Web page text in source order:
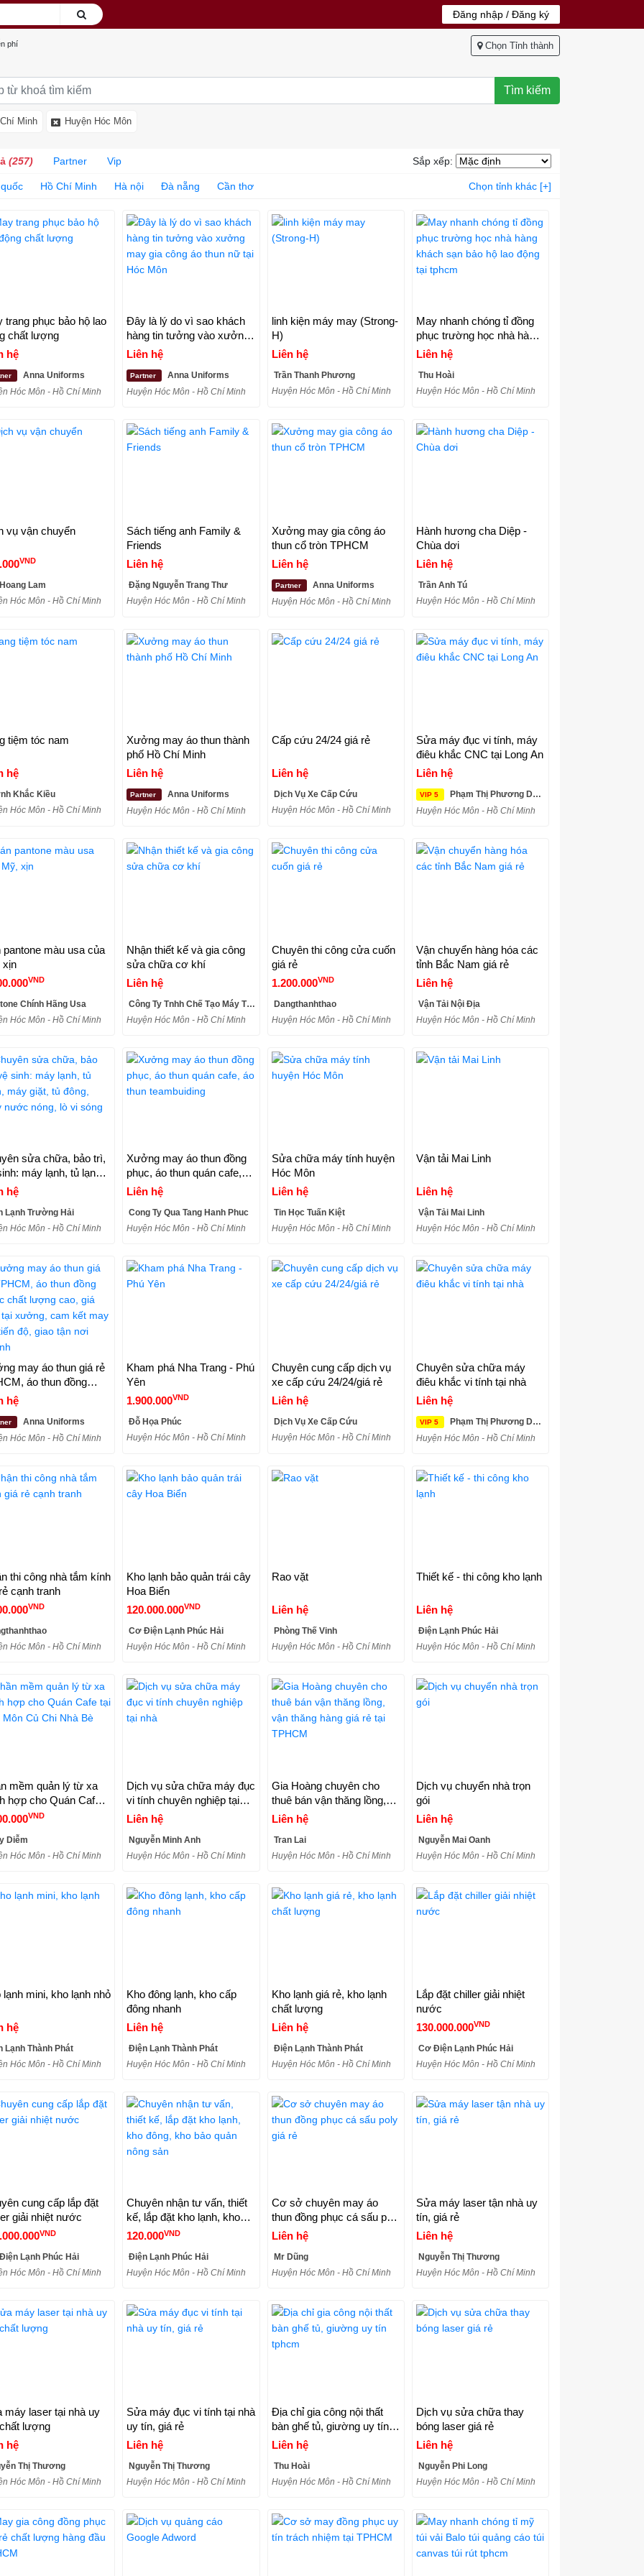
Đăng nhập / Đăng ký
phí Chọn Tỉnh thành
Tìm kiếm
Minh Huyện Hóc Môn
(257) Partner Vip Sắp xếp:
Hồ Chí Minh Hà nội Đà nẵng Cần thơ Chọn tỉnh khác [+]
trang phục bảo hộ lao
chất lượng
hệ
Anna Uniforms
Hóc Môn - Hồ Chí Minh
Đây là lý do vì sao khách
hàng tin tưởng vào xưởng
may gia công áo thun nữ
tại Hóc Môn
Liên hệ
Partner
Anna Uniforms
Huyện Hóc Môn - Hồ Chí Minh
linh kiện máy may (Strong-
H)
Liên hệ
Trần Thanh Phương
Huyện Hóc Môn - Hồ Chí Minh
May nhanh chóng tỉ đồng
phục trường học nhà hàng
khách sạn bảo hộ lao động
tại tphcm
Liên hệ
Thu Hoài
Huyện Hóc Môn - Hồ Chí Minh
vụ vận chuyển
VND
Lam
Hóc Môn - Hồ Chí Minh
Sách tiếng anh Family &
Friends
Liên hệ
Đặng Nguyễn Trang Thư
Huyện Hóc Môn - Hồ Chí Minh
Xưởng may gia công áo
thun cổ tròn TPHCM
Liên hệ
Partner
Anna Uniforms
Huyện Hóc Môn - Hồ Chí Minh
Hành hương cha Diệp -
Chùa dơi
Liên hệ
Trần Anh Tú
Huyện Hóc Môn - Hồ Chí Minh
tiệm tóc nam
hệ
Khắc Kiều
Hóc Môn - Hồ Chí Minh
Xưởng may áo thun thành
phố Hồ Chí Minh
Liên hệ
Partner
Anna Uniforms
Huyện Hóc Môn - Hồ Chí Minh
Cấp cứu 24/24 giá rẻ
Liên hệ
Dịch Vụ Xe Cấp Cứu
Huyện Hóc Môn - Hồ Chí Minh
Sửa máy đục vi tính, máy
điêu khắc CNC tại Long An
Liên hệ
VIP 5
Phạm Thị Phương Dung
Huyện Hóc Môn - Hồ Chí Minh
pantone màu usa của
xịn
VND
Chính Hãng Usa
Hóc Môn - Hồ Chí Minh
Nhận thiết kế và gia công
sửa chữa cơ khí
Liên hệ
Công Ty Tnhh Chế Tạo Máy Thành Công
Huyện Hóc Môn - Hồ Chí Minh
Chuyên thi công cửa cuốn
giá rẻ
1.200.000VND
Dangthanhthao
Huyện Hóc Môn - Hồ Chí Minh
Vận chuyển hàng hóa các
tỉnh Bắc Nam giá rẻ
Liên hệ
Vận Tải Nội Địa
Huyện Hóc Môn - Hồ Chí Minh
sửa chữa, bảo trì,
máy lạnh, tủ lạnh,
giặt, tủ đông, máy
nóng, lò vi sóng
hệ
Lạnh Trường Hải
Hóc Môn - Hồ Chí Minh
Xưởng may áo thun đồng
phục, áo thun quán cafe,
áo thun teambuiding
Liên hệ
Cong Ty Qua Tang Hanh Phuc
Huyện Hóc Môn - Hồ Chí Minh
Sửa chữa máy tính huyện
Hóc Môn
Liên hệ
Tin Học Tuấn Kiệt
Huyện Hóc Môn - Hồ Chí Minh
Vận tải Mai Linh
Liên hệ
Vận Tải Mai Linh
Huyện Hóc Môn - Hồ Chí Minh
may áo thun giá rẻ
áo thun đồng
chất lượng cao, giá
tại xưởng, cam kết
kịp tiến độ, giao tận
hệ
Anna Uniforms
Hóc Môn - Hồ Chí Minh
Kham phá Nha Trang - Phú
Yên
1.900.000VND
Đỗ Họa Phúc
Huyện Hóc Môn - Hồ Chí Minh
Chuyên cung cấp dịch vụ
xe cấp cứu 24/24/giá rẻ
Liên hệ
Dịch Vụ Xe Cấp Cứu
Huyện Hóc Môn - Hồ Chí Minh
Chuyên sửa chữa máy
điêu khắc vi tính tại nhà
Liên hệ
VIP 5
Phạm Thị Phương Dung
Huyện Hóc Môn - Hồ Chí Minh
thi công nhà tắm kính
cạnh tranh
VND
Hóc Môn - Hồ Chí Minh
Kho lạnh bảo quản trái cây
Hoa Biển
120.000.000VND
Cơ Điện Lạnh Phúc Hải
Huyện Hóc Môn - Hồ Chí Minh
Rao vặt
Liên hệ
Phòng Thế Vinh
Huyện Hóc Môn - Hồ Chí Minh
Thiết kế - thi công kho lạnh
Liên hệ
Điện Lạnh Phúc Hải
Huyện Hóc Môn - Hồ Chí Minh
mềm quản lý từ xa
hợp cho Quán Cafe
Môn Củ Chi Nhà
VND
Diễm
Hóc Môn - Hồ Chí Minh
Dịch vụ sửa chữa máy đục
vi tính chuyên nghiệp tại
nhà
Liên hệ
Nguyễn Minh Anh
Huyện Hóc Môn - Hồ Chí Minh
Gia Hoàng chuyên cho
thuê bán vận thăng lồng,
vận thăng hàng giá rẻ tại
TPHCM
Liên hệ
Tran Lai
Huyện Hóc Môn - Hồ Chí Minh
Dịch vụ chuyển nhà trọn
gói
Liên hệ
Nguyễn Mai Oanh
Huyện Hóc Môn - Hồ Chí Minh
lạnh mini, kho lạnh nhỏ
hệ
Lạnh Thành Phát
Hóc Môn - Hồ Chí Minh
Kho đông lạnh, kho cấp
đông nhanh
Liên hệ
Điện Lạnh Thành Phát
Huyện Hóc Môn - Hồ Chí Minh
Kho lạnh giá rẻ, kho lạnh
chất lượng
Liên hệ
Điện Lạnh Thành Phát
Huyện Hóc Môn - Hồ Chí Minh
Lắp đặt chiller giải nhiệt
nước
130.000.000VND
Cơ Điện Lạnh Phúc Hải
Huyện Hóc Môn - Hồ Chí Minh
cung cấp lắp đặt
giải nhiệt nước
VND
Lạnh Phúc Hải
Hóc Môn - Hồ Chí Minh
Chuyên nhận tư vấn, thiết
kế, lắp đặt kho lạnh, kho
đông, kho bảo quản nông
120.000VND
Điện Lạnh Phúc Hải
Huyện Hóc Môn - Hồ Chí Minh
Cơ sở chuyên may áo
thun đồng phục cá sấu poly
giá rẻ
Liên hệ
Mr Dũng
Huyện Hóc Môn - Hồ Chí Minh
Sửa máy laser tận nhà uy
tín, giá rẻ
Liên hệ
Nguyễn Thị Thương
Huyện Hóc Môn - Hồ Chí Minh
máy laser tại nhà uy
lượng
hệ
Thị Thương
Hóc Môn - Hồ Chí Minh
Sửa máy đục vi tính tại nhà
uy tín, giá rẻ
Liên hệ
Nguyễn Thị Thương
Huyện Hóc Môn - Hồ Chí Minh
Địa chỉ gia công nội thất
bàn ghế tủ, giường uy tín
tphcm
Liên hệ
Thu Hoài
Huyện Hóc Môn - Hồ Chí Minh
Dịch vụ sửa chữa thay
bóng laser giá rẻ
Liên hệ
Nguyễn Phi Long
Huyện Hóc Môn - Hồ Chí Minh